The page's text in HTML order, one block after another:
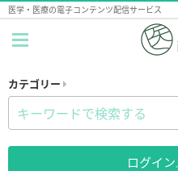
医学・医療の電子コンテンツ配信サービス
カテゴリー
ログイ